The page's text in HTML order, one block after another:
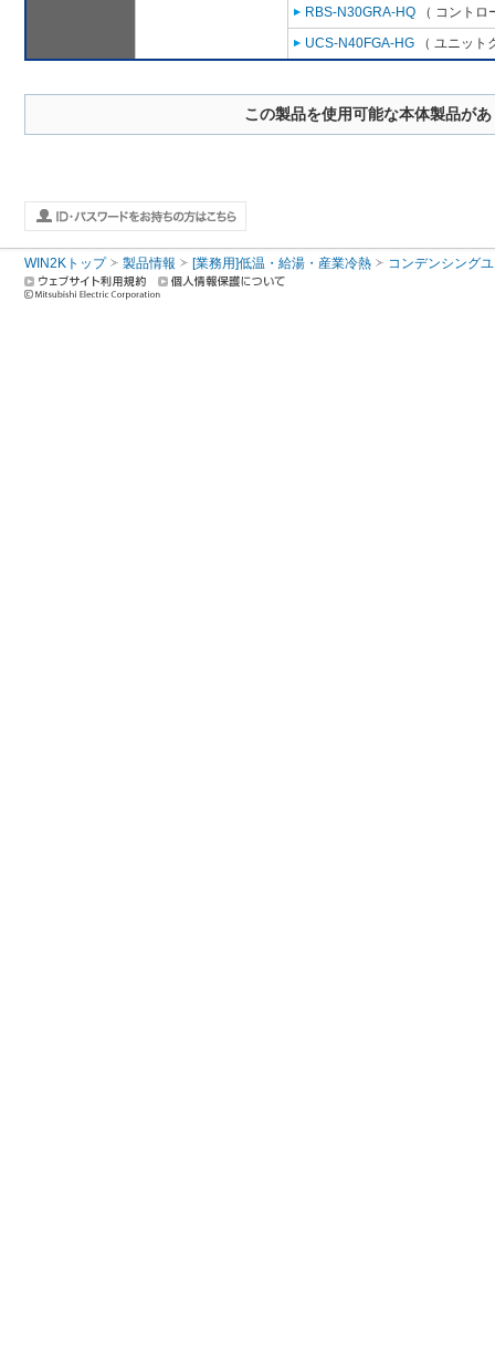
RBS-N30GRA-HQ （ コント
UCS-N40FGA-HG （ ユニット
この製品を使用可能な本体製品が
WIN2Kトップ 製品情報 [業務用]低温・給湯・産業冷熱 コンデンシング